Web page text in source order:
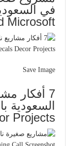
Microsoft
Save Image
7 أفكار
Projects